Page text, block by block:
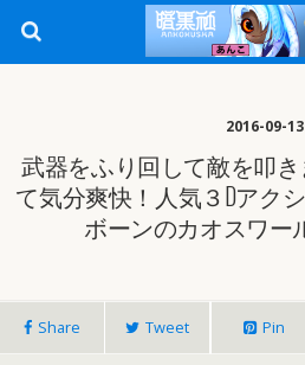
2016-09-13
武器をふり回して敵を叩
て気分爽快！人気３Dアク
ボーンのカオスワー
Share Tweet Pin